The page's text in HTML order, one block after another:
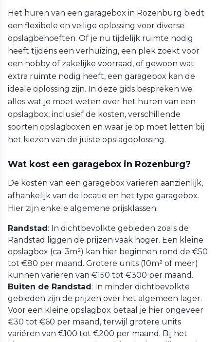
Het huren van een garagebox in Rozenburg biedt
een flexibele en veilige oplossing voor diverse
opslagbehoeften. Of je nu tijdelijk ruimte nodig
heeft tijdens een verhuizing, een plek zoekt voor
een hobby of zakelijke voorraad, of gewoon wat
extra ruimte nodig heeft, een garagebox kan de
ideale oplossing zijn. In deze gids bespreken we
alles wat je moet weten over het huren van een
opslagbox, inclusief de kosten, verschillende
soorten opslagboxen en waar je op moet letten bij
het kiezen van de juiste opslagoplossing.
Wat kost een garagebox in Rozenburg?
De kosten van een garagebox variëren aanzienlijk,
afhankelijk van de locatie en het type garagebox.
Hier zijn enkele algemene prijsklassen:
Randstad: In dichtbevolkte gebieden zoals de
Randstad liggen de prijzen vaak hoger. Een kleine
opslagbox (ca. 3m²) kan hier beginnen rond de €50
tot €80 per maand. Grotere units (10m² of meer)
kunnen variëren van €150 tot €300 per maand.
Buiten de Randstad: In minder dichtbevolkte
gebieden zijn de prijzen over het algemeen lager.
Voor een kleine opslagbox betaal je hier ongeveer
€30 tot €60 per maand, terwijl grotere units
variëren van €100 tot €200 per maand. Bij het